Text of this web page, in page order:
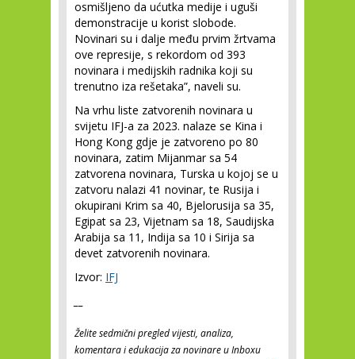
osmišljeno da ućutka medije i uguši
demonstracije u korist slobode.
Novinari su i dalje među prvim žrtvama
ove represije, s rekordom od 393
novinara i medijskih radnika koji su
trenutno iza rešetaka”, naveli su.
Na vrhu liste zatvorenih novinara u
svijetu IFJ-a za 2023. nalaze se Kina i
Hong Kong gdje je zatvoreno po 80
novinara, zatim Mijanmar sa 54
zatvorena novinara, Turska u kojoj se u
zatvoru nalazi 41 novinar, te Rusija i
okupirani Krim sa 40, Bjelorusija sa 35,
Egipat sa 23, Vijetnam sa 18, Saudijska
Arabija sa 11, Indija sa 10 i Sirija sa
devet zatvorenih novinara.
Izvor: IFJ
Želite sedmični pregled vijesti, analiza,
komentara i edukacija za novinare u Inboxu